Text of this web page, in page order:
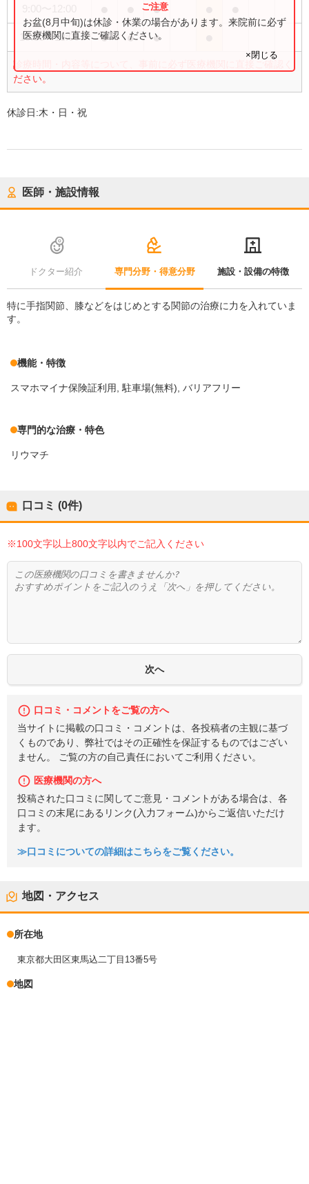
●
15:00〜18:00 ● ● ●
診療時間・内容等について、事前に必ず医療機関に直接ご確認く
ださい。
お盆(8月中旬)は休診・休業の場合があります。来院前に必ず
医療機関に直接ご確認ください。
×閉じる
休診日:木・日・祝
医師・施設情報
ドクター紹介 専門分野・得意分野 施設・設備の特徴
特に手指関節、膝などをはじめとする関節の治療に力を入れていま
す。
機能・特徴
スマホマイナ保険証利用 駐車場(無料) バリアフリー
専門的な治療・特色
リウマチ
口コミ (0件)
※100文字以上800文字以内でご記入ください
口コミ・コメントをご覧の方へ
当サイトに掲載の口コミ・コメントは、各投稿者の主観に基づ
くものであり、弊社ではその正確性を保証するものではござい
ません。 ご覧の方の自己責任においてご利用ください。
医療機関の方へ
投稿された口コミに関してご意見・コメントがある場合は、各
口コミの末尾にあるリンク(入力フォーム)からご返信いただけ
ます。
≫口コミについての詳細はこちらをご覧ください。
地図・アクセス
所在地
東京都大田区東馬込二丁目13番5号
地図